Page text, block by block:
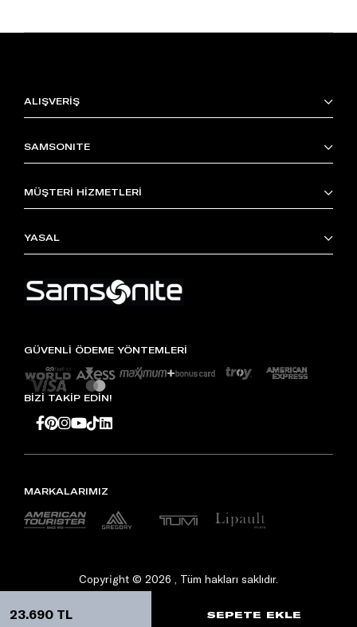
ALIŞVERİŞ
SAMSONITE
MÜŞTERİ HİZMETLERİ
YASAL
GÜVENLİ ÖDEME YÖNTEMLERİ
BİZİ TAKİP EDİN!
MARKALARIMIZ
Copyright © 2026 , Tüm hakları saklıdır.
23.690 TL